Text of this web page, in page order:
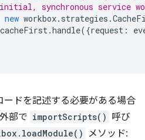
synchronous service
new workbox. strategies .
cacheFirst.handle({request :
ードを記述する必要がある場合
部で importScripts() 呼び
メソッド: